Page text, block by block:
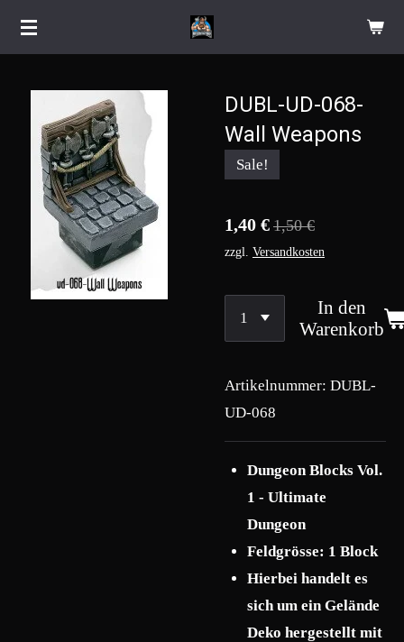
Zum
DUBL-UD-068-
Wall Weapons
Sale!
1,40 € 1,50 €
zzgl. Versandkosten
In den
Warenkorb
Artikelnummer: DUBL-
UD-068
Dungeon Blocks Vol.
1 - Ultimate
Dungeon
Feldgrösse: 1 Block
Hierbei handelt es
sich um ein Gelände
Deko hergestellt mit